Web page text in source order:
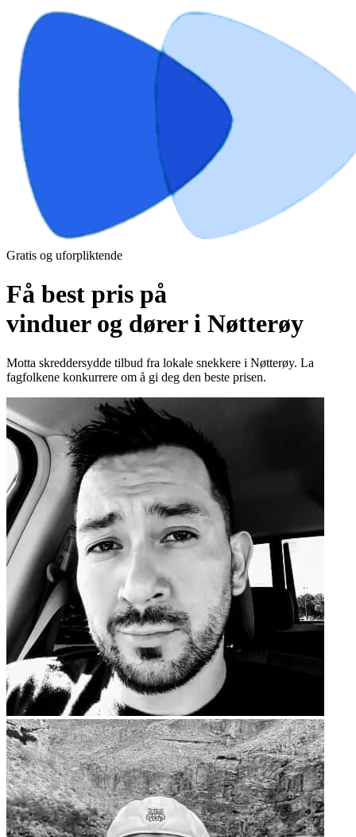
Gratis og uforpliktende
Få best pris på
vinduer og dører i Nøtterøy
Motta skreddersydde tilbud fra lokale snekkere i Nøtterøy. La
fagfolkene konkurrere om å gi deg den beste prisen.